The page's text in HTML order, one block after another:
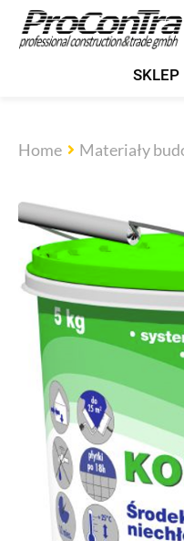
SKLEP
Home Materiały